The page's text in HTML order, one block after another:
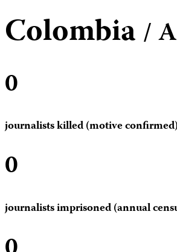
Colombia /
0
journalists killed (motive confirmed)
0
journalists imprisoned (annual